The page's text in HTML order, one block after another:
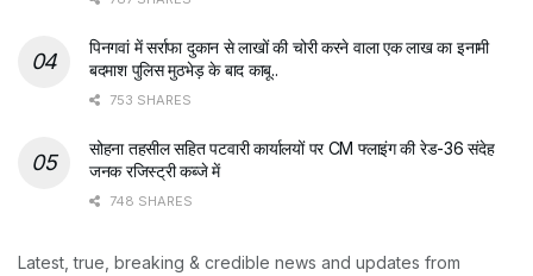
पिनगवां में सर्राफा दुकान से लाखों की चोरी करने वाला एक लाख का इनामी
बदमाश पुलिस मुठभेड़ के बाद काबू..
753 SHARES
सोहना तहसील सहित पटवारी कार्यालयों पर CM फ्लाइंग की रेड-36 संदेह
जनक रजिस्ट्री कब्जे में
748 SHARES
Latest, true, breaking & credible news and updates from